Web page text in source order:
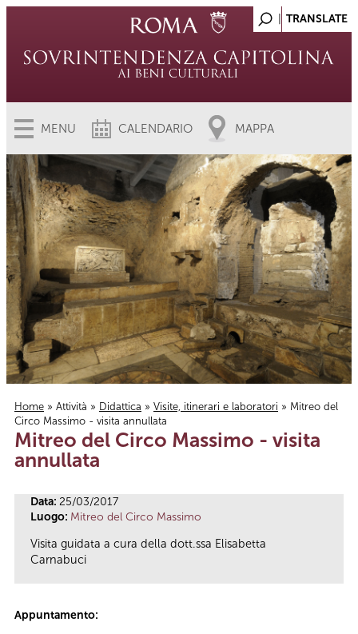
MENU CALENDARIO MAPPA
Tu sei qui
Home » Attività » Didattica » Visite, itinerari e laboratori » Mitreo del
Circo Massimo - visita annullata
Mitreo del Circo Massimo - visita
annullata
Data: 25/03/2017
Luogo: Mitreo del Circo Massimo
Visita guidata a cura della dott.ssa Elisabetta
Carnabuci
Appuntamento: